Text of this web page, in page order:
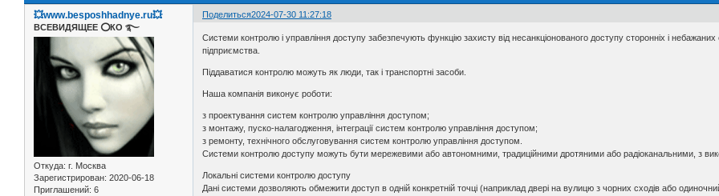
Поделиться2024-07-30 11:27:18
💥www.besposhhadnye.ru💥
ВСЕВИДЯЩЕЕ ⭕️КО ࿐
Откуда: г. Москва
Зарегистрирован: 2020-06-18
Приглашений: 6
Системи контролю і управління доступу забезпечують функцію захисту від несанкціонованого доступу сторонніх і
підприємства.
Піддаватися контролю можуть як люди, так і транспортні засоби.
Наша компанія виконує роботи:
з проектування систем контролю управління доступом;
з монтажу, пуско-налагодження, інтеграції систем контролю управління доступом;
з ремонту, технічного обслуговування систем контролю управління доступом.
Системи контролю доступу можуть бути мережевими або автономними, традиційними дротяними або радіоканальними, з
Локальні системи контролю доступу
Дані системи дозволяють обмежити доступ в одній конкретній точці (наприклад двері на вулицю з чорних сходів або